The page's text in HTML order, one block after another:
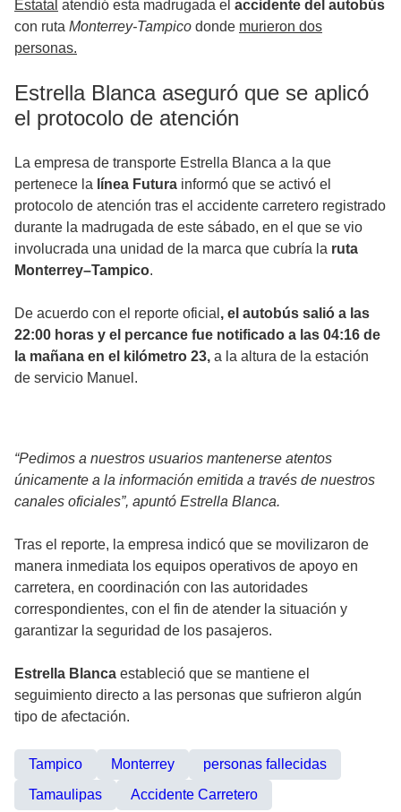
Estatal atendió esta madrugada el accidente del autobús
con ruta Monterrey-Tampico donde murieron dos
personas.
Estrella Blanca aseguró que se aplicó
el protocolo de atención
La empresa de transporte Estrella Blanca a la que
pertenece la línea Futura informó que se activó el
protocolo de atención tras el accidente carretero registrado
durante la madrugada de este sábado, en el que se vio
involucrada una unidad de la marca que cubría la ruta
Monterrey–Tampico.
De acuerdo con el reporte oficial , el autobús salió a las
22:00 horas y el percance fue notificado a las 04:16 de
la mañana en el kilómetro 23, a la altura de la estación
de servicio Manuel.
“Pedimos a nuestros usuarios mantenerse atentos
únicamente a la información emitida a través de nuestros
canales oficiales”, apuntó Estrella Blanca.
Tras el reporte, la empresa indicó que se movilizaron de
manera inmediata los equipos operativos de apoyo en
carretera, en coordinación con las autoridades
correspondientes, con el fin de atender la situación y
garantizar la seguridad de los pasajeros.
Estrella Blanca estableció que se mantiene el
seguimiento directo a las personas que sufrieron algún
tipo de afectación.
Tampico Monterrey
personas fallecidas
Tamaulipas
Accidente Carretero